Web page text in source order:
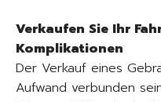
Verkaufen Sie Ihr
Komplikationen
Der Verkauf eines
Aufwand verbunden